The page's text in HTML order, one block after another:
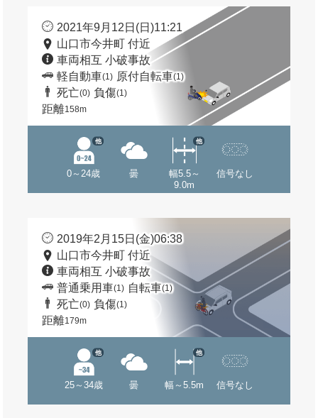
2021年9月12日(日)11:21
山口市今井町 付近
車両相互 小破事故
軽自動車(1) 原付自転車(1)
死亡(0) 負傷(1)
距離158m
0～24歳
他
曇
幅5.5～
9.0m
他
信号なし
2019年2月15日(金)06:38
山口市今井町 付近
車両相互 小破事故
普通乗用車(1) 自転車(1)
死亡(0) 負傷(1)
距離179m
25～34歳
他
曇 幅～5.5m
他
信号なし